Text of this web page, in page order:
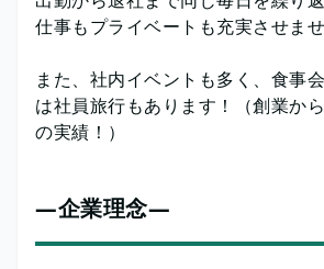
仕事もプライベートも充実させま
また、社内イベントも多く、食事
は社員旅行もあります！（創業か
の実績！）
―企業理念―